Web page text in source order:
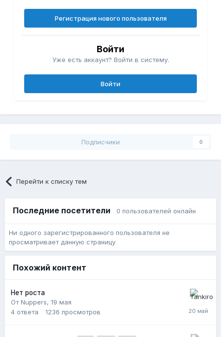
Регистрация нового пользователя
Войти
Уже есть аккаунт? Войти в систему.
Войти
Подписчики 0
Перейти к списку тем
Последние посетители 0 пользователей онлайн
Ни одного зарегистрированного пользователя не
просматривает данную страницу
Похожий контент
Нет роста
От Nuppers, 19 мая
4 ответа 1236 просмотров